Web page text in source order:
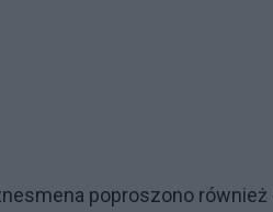
poproszono